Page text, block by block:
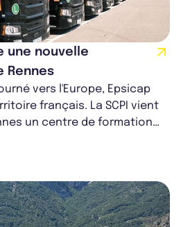
une nouvelle
Rennes
vers l'Europe, Epsicap
français. La SCPI vient
un centre de formation
lou...